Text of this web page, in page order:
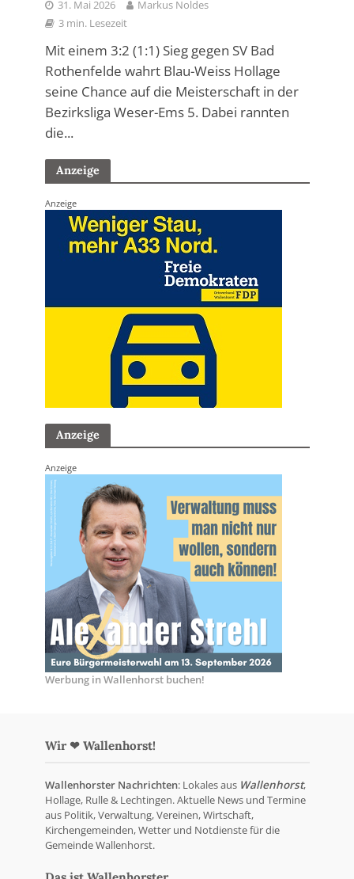
31. Mai 2026
Markus Noldes
3 min. Lesezeit
Mit einem 3:2 (1:1) Sieg gegen SV Bad
Rothenfelde wahrt Blau-Weiss Hollage
seine Chance auf die Meisterschaft in der
Bezirksliga Weser-Ems 5. Dabei rannten
die...
Anzeige
Anzeige
Anzeige
Anzeige
Werbung in Wallenhorst buchen!
Wir ❤ Wallenhorst!
Wallenhorster Nachrichten: Lokales aus Wallenhorst,
Hollage, Rulle & Lechtingen. Aktuelle News und Termine
aus Politik, Verwaltung, Vereinen, Wirtschaft,
Kirchengemeinden, Wetter und Notdienste für die
Gemeinde Wallenhorst.